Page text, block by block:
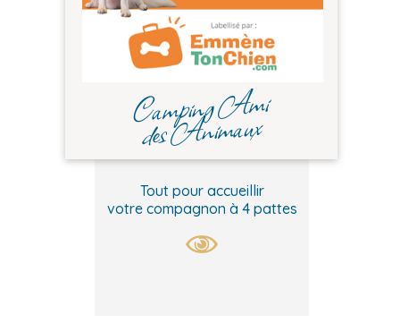
Camping Ami
des Animaux
Tout pour accueillir
votre compagnon à 4 pattes